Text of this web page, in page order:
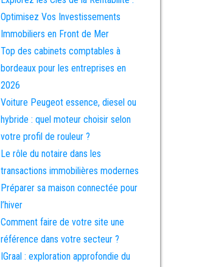
Optimisez Vos Investissements
Immobiliers en Front de Mer
Top des cabinets comptables à
bordeaux pour les entreprises en
2026
Voiture Peugeot essence, diesel ou
hybride : quel moteur choisir selon
votre profil de rouleur ?
Le rôle du notaire dans les
transactions immobilières modernes
Préparer sa maison connectée pour
l’hiver
Comment faire de votre site une
référence dans votre secteur ?
IGraal : exploration approfondie du